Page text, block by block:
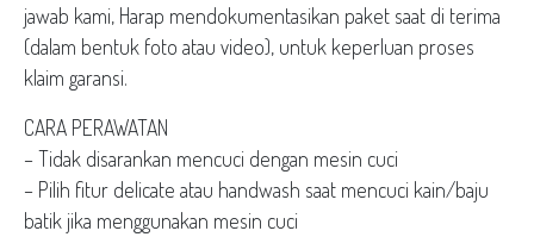
jawab kami, Harap mendokumentasikan paket saat di terima
(dalam bentuk foto atau video), untuk keperluan proses
klaim garansi.
CARA PERAWATAN
– Tidak disarankan mencuci dengan mesin cuci
– Pilih fitur delicate atau handwash saat mencuci kain/baju
batik jika menggunakan mesin cuci